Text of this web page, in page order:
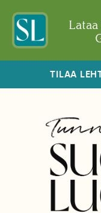
TILAA